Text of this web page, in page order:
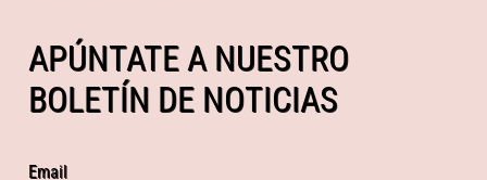
APÚNTATE A NUESTRO
BOLETÍN DE NOTICIAS
Email